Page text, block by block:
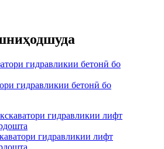
гидравликии бетонӣ бо
гидравликии лифт